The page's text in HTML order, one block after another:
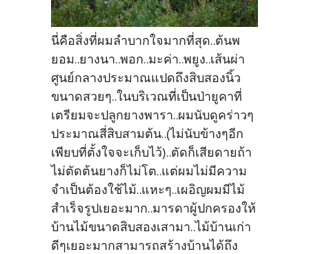
นี่คือสิ่งที่ผมลำบากใจมากที่สุด..ต้นพ
ยอม..ยางนา..พอก..มะค่า..พยูง..เส้นผ่า
ศูนย์กลางประมาณแปดถึงสิบสองนิ้ว
ขนาดสวยๆ..ในบริเวณที่เป็นป่ายูคาที่
เตรียมจะปลูกยางพารา..ผมนับดูคร่าวๆ
ประมาณสี่สิบสามต้น..(ไม่นับข้างๆอีก
เพียบที่ตั้งใจจะเก็บไว้)..ตัดก็เสียดายถ้า
ไม่ตัดต้นยางก็ไม่โต..แต่ผมไม่มีความ
จำเป็นต้องใช้ไม้..แหะๆ..เผอิญผมมีไม้
สำเร็จรูปเยอะมาก..มารดาผู้ปกครองให้
บ้านไม้ขนาดสิบสองเสามา..ไม้บ้านเก่า
ดีๆเยอะมากสามารถสร้างบ้านได้ถึง